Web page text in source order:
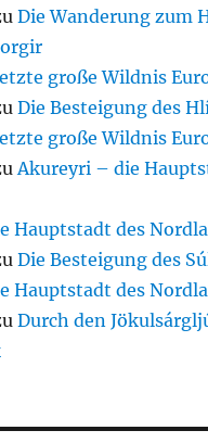
Die Wanderung zum
große Wildnis
Die Besteigung des
große Wildnis
Akureyri – die
Hauptstadt des
Die Besteigung des
Hauptstadt des
Durch den